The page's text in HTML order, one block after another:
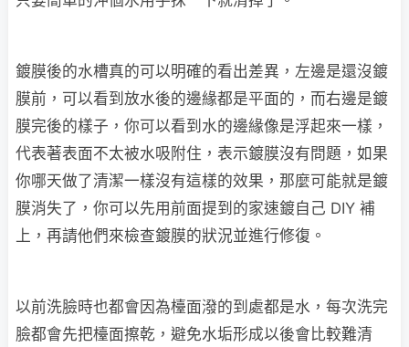
鍍膜後的水槽真的可以明確的看出差異，左邊是還沒鍍
膜前，可以看到放水後的邊緣都是平面的，而右邊是鍍
膜完後的樣子，你可以看到水的邊緣像是浮起來一樣，
代表著表面不太被水吸附住，表示鍍膜沒有問題，如果
你哪天做了清潔一樣沒有這樣的效果，那麼可能就是鍍
膜消失了，你可以先用前面提到的家速鍍自己 DIY 補
上，再請他們來檢查鍍膜的狀況並進行修復。
以前洗臉時也都會因為檯面潑的到處都是水，每次洗完
臉都會先把檯面擦乾，避免水垢形成以後會比較難清